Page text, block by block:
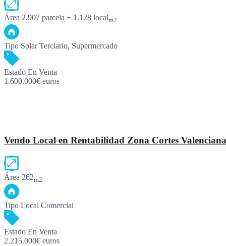
Área 2.907 parcela + 1.128 localm2
Tipo Solar Terciario, Supermercado
Estado En Venta
1.600.000€ euros
Vendo Local en Rentabilidad Zona Cortes
Área 262m2
Tipo Local Comercial
Estado En Venta
2.215.000€ euros